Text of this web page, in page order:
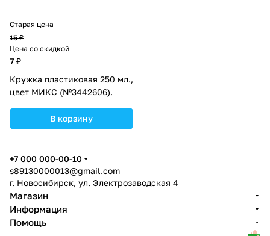
Старая цена
15 ₽
Цена со скидкой
7 ₽
Кружка пластиковая 250 мл.,
цвет МИКС (№3442606).
В корзину
+7 000 000-00-10
s89130000013@gmail.com
г. Новосибирск, ул. Электрозаводская 4
Магазин
Информация
Помощь